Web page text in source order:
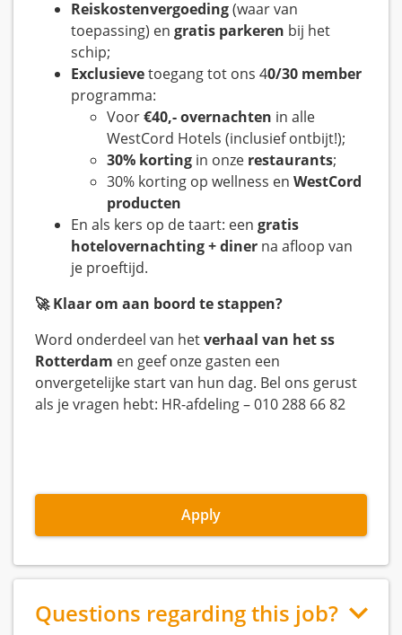
Reiskostenvergoeding(waar van
toepassing) en gratis parkeren bij het
schip;
Exclusievetoegang tot ons 40/30 member
programma:
Voor€40,- overnachten in alle
WestCord Hotels (inclusief ontbijt!);
30% korting in onze restaurants;
30% korting op wellness en WestCord
producten
En als kers op de taart: een gratis
hotelovernachting + diner na afloop van
je proeftijd.
🚀 Klaar om aan boord te stappen?
Word onderdeel van hetverhaal van het ss
Rotterdam en geef onze gasten een
onvergetelijke start van hun dag. Bel ons gerust
als je vragen hebt: HR-afdeling – 010 288 66 82
Apply
Questions regarding this job?